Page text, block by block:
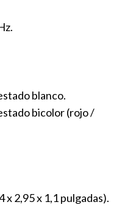
blanco.
bicolor (rojo /
x 2,95 x 1,1 pulgadas).